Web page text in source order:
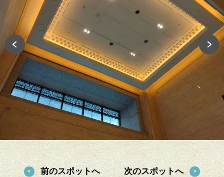
前のスポットへ 次のスポットへ